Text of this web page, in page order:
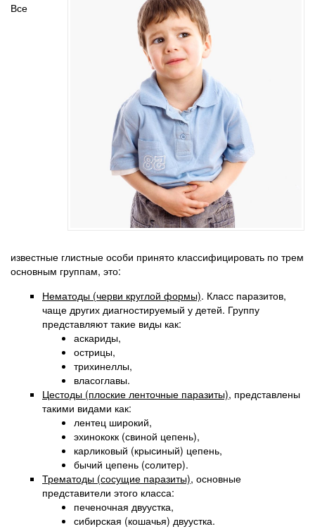
Все
известные глистные особи принято классифицировать по трем
основным группам, это:
Нематоды (черви круглой формы). Класс паразитов,
чаще других диагностируемый у детей. Группу
представляют такие виды как:
аскариды,
острицы,
трихинеллы,
власоглавы.
Цестоды (плоские ленточные паразиты), представлены
такими видами как:
лентец широкий,
эхинококк (свиной цепень),
карликовый (крысиный) цепень,
бычий цепень (солитер).
Трематоды (сосущие паразиты), основные
представители этого класса:
печеночная двуустка,
сибирская (кошачья) двуустка.